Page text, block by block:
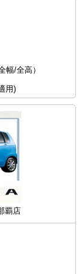
幅/全高）
用)
覇店